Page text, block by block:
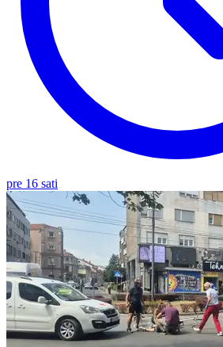
pre 16 sati